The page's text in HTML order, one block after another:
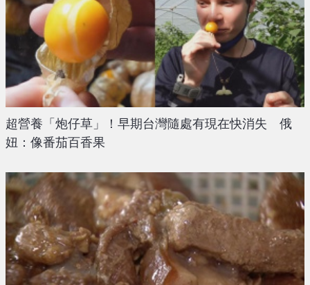
超營養「炮仔草」！早期台灣隨處有現在快消失 俄
妞：像番茄百香果